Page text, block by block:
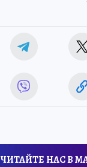
ЧИТАЙТЕ НАС В